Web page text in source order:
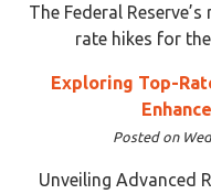
The Federal
rate hikes for
Exploring Top-
Posted on
Unveiling Advanced